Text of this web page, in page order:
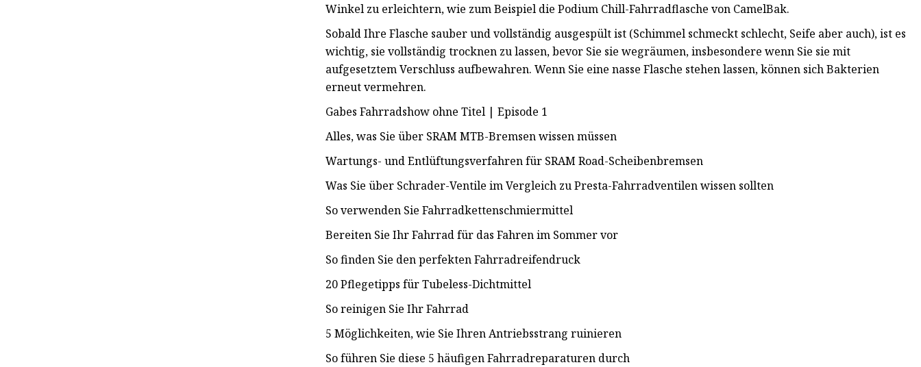
Winkel zu erleichtern, wie zum Beispiel die Podium Chill-Fahrradflasche von CamelBak.
Sobald Ihre Flasche sauber und vollständig ausgespült ist (Schimmel schmeckt schlecht, Seife aber auch), ist es
wichtig, sie vollständig trocknen zu lassen, bevor Sie sie wegräumen, insbesondere wenn Sie sie mit
aufgesetztem Verschluss aufbewahren. Wenn Sie eine nasse Flasche stehen lassen, können sich Bakterien
erneut vermehren.
Gabes Fahrradshow ohne Titel | Episode 1
Alles, was Sie über SRAM MTB-Bremsen wissen müssen
Wartungs- und Entlüftungsverfahren für SRAM Road-Scheibenbremsen
Was Sie über Schrader-Ventile im Vergleich zu Presta-Fahrradventilen wissen sollten
So verwenden Sie Fahrradkettenschmiermittel
Bereiten Sie Ihr Fahrrad für das Fahren im Sommer vor
So finden Sie den perfekten Fahrradreifendruck
20 Pflegetipps für Tubeless-Dichtmittel
So reinigen Sie Ihr Fahrrad
​5 Möglichkeiten, wie Sie Ihren Antriebsstrang ruinieren
So führen Sie diese 5 häufigen Fahrradreparaturen durch